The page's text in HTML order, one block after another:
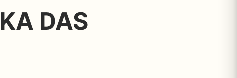
DAS